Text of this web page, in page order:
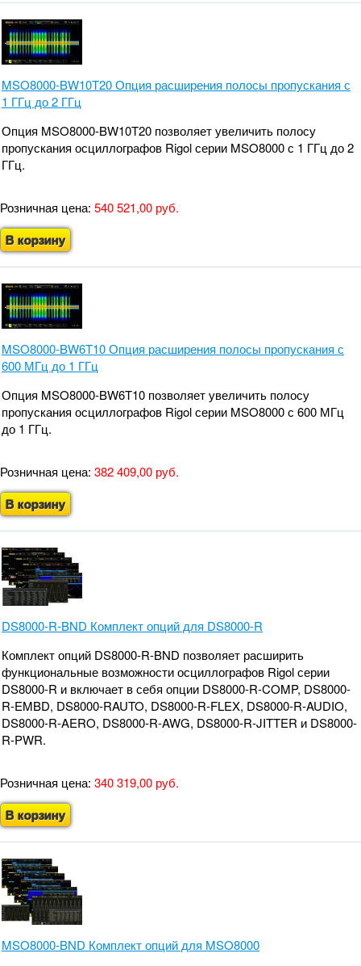
MSO8000-BW10T20 Опция расширения полосы пропускания с
1 ГГц до 2 ГГц
Опция MSO8000-BW10T20 позволяет увеличить полосу
пропускания осциллографов Rigol серии MSO8000 с 1 ГГц до 2
ГГц.
Розничная цена: 540 521,00 руб.
В корзину
MSO8000-BW6T10 Опция расширения полосы пропускания с
600 МГц до 1 ГГц
Опция MSO8000-BW6T10 позволяет увеличить полосу
пропускания осциллографов Rigol серии MSO8000 с 600 МГц
до 1 ГГц.
Розничная цена: 382 409,00 руб.
В корзину
DS8000-R-BND Комплект опций для DS8000-R
Комплект опций DS8000-R-BND позволяет расширить
функциональные возможности осциллографов Rigol серии
DS8000-R и включает в себя опции DS8000-R-COMP, DS8000-
R-EMBD, DS8000-RAUTO, DS8000-R-FLEX, DS8000-R-AUDIO,
DS8000-R-AERO, DS8000-R-AWG, DS8000-R-JITTER и DS8000-
R-PWR.
Розничная цена: 340 319,00 руб.
В корзину
MSO8000-BND Комплект опций для MSO8000